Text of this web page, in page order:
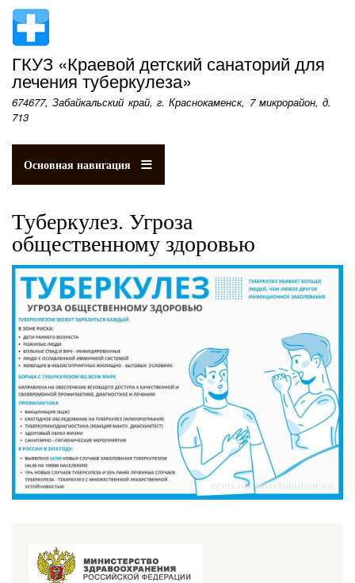
содержанию
ГКУЗ «Краевой детский санаторий для
лечения туберкулеза»
674677, Забайкальский край, г. Краснокаменск, 7 микрорайон, д.
713
Основная навигация
Туберкулез. Угроза
общественному здоровью